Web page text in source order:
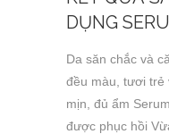
DỤNG
Da săn chắc và
đều màu, tươi trẻ
mịn, đủ ẩm
được phục hồi